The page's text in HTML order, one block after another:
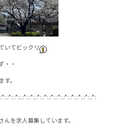
いてビックリ
・・
。
を求人募集しています。